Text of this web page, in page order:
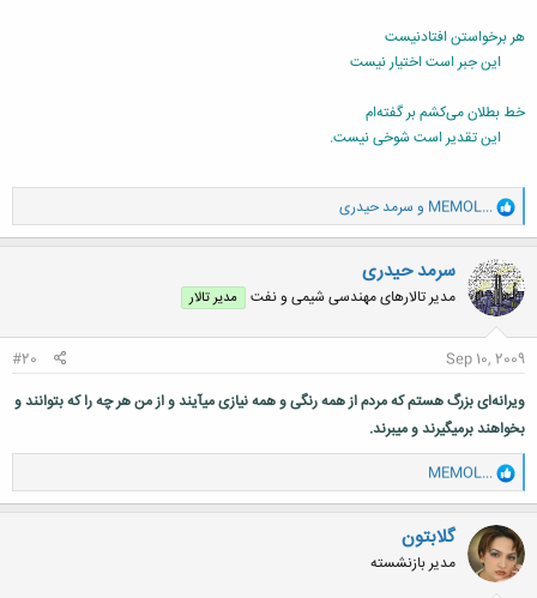
هر برخواستن افتادنيست
اين جبر است اختيار نيست
خط بطلان می‌کشم بر گفته‌ام
اين تقدير است شوخی نيست.
ا
ک
ن
ش
ه
ا
MEMOL... و سرمد حیدری
سرمد حیدری
مدیر تالارهای مهندسی شیمی و نفت مدیر تالار
Sep 10, 2009
#20
ویرانه‌ای بزرگ هستم که مردم از همه رنگی و همه نیازی میآیند و از من هر چه را که بتوانند و
بخواهند برمیگیرند و میبرند.
و
ا
ک
ن
ش
ه
ا
MEMOL...
گلابتون
مدیر بازنشسته